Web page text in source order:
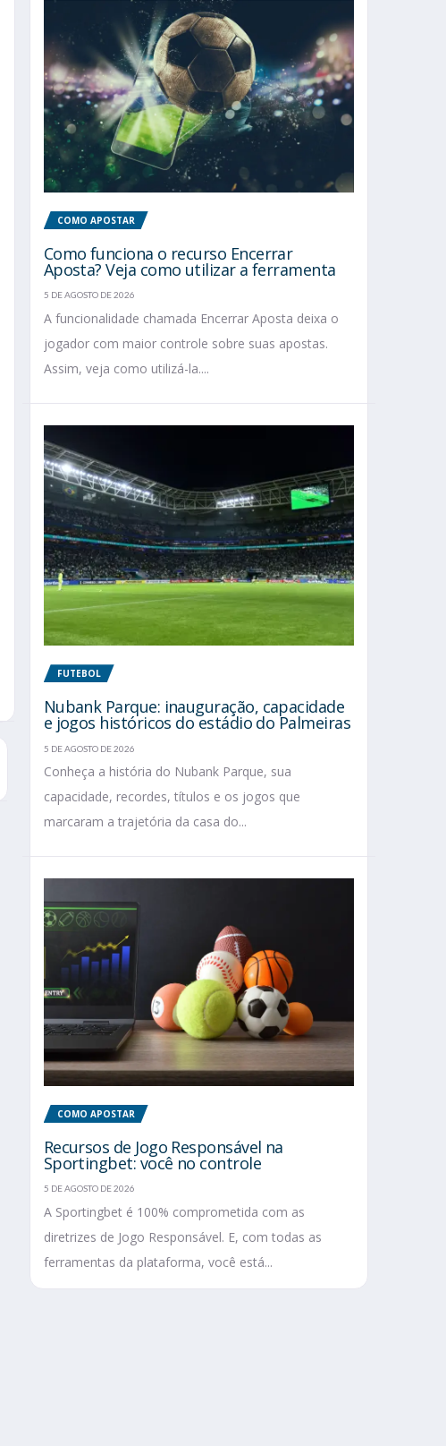
COMO APOSTAR
Como funciona o recurso Encerrar
Aposta? Veja como utilizar a ferramenta
5 DE AGOSTO DE 2026
A funcionalidade chamada Encerrar Aposta deixa o
jogador com maior controle sobre suas apostas.
Assim, veja como utilizá-la....
FUTEBOL
Nubank Parque: inauguração, capacidade
e jogos históricos do estádio do Palmeiras
5 DE AGOSTO DE 2026
Conheça a história do Nubank Parque, sua
capacidade, recordes, títulos e os jogos que
marcaram a trajetória da casa do...
COMO APOSTAR
Recursos de Jogo Responsável na
Sportingbet: você no controle
5 DE AGOSTO DE 2026
A Sportingbet é 100% comprometida com as
diretrizes de Jogo Responsável. E, com todas as
ferramentas da plataforma, você está...